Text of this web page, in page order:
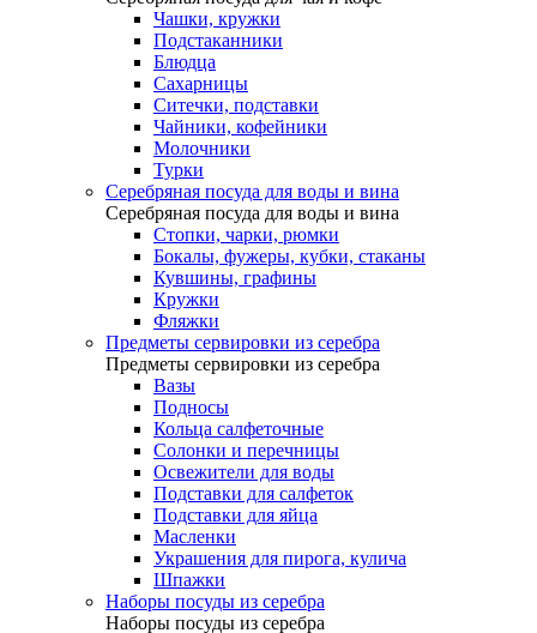
Чашки, кружки
Подстаканники
Блюдца
Сахарницы
Ситечки, подставки
Чайники, кофейники
Молочники
Турки
Серебряная посуда для воды и вина
Серебряная посуда для воды и вина
Стопки, чарки, рюмки
Бокалы, фужеры, кубки, стаканы
Кувшины, графины
Кружки
Фляжки
Предметы сервировки из серебра
Предметы сервировки из серебра
Вазы
Подносы
Кольца салфеточные
Солонки и перечницы
Освежители для воды
Подставки для салфеток
Подставки для яйца
Масленки
Украшения для пирога, кулича
Шпажки
Наборы посуды из серебра
Наборы посуды из серебра